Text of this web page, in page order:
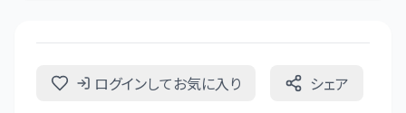
ログインしてお気に入り シェア